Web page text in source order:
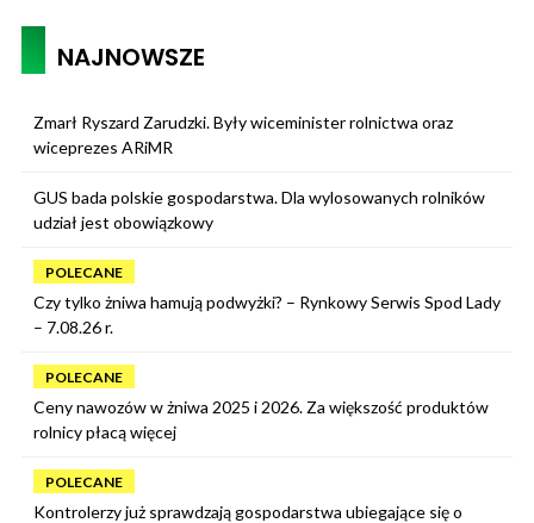
NAJNOWSZE
Zmarł Ryszard Zarudzki. Były wiceminister rolnictwa oraz
wiceprezes ARiMR
GUS bada polskie gospodarstwa. Dla wylosowanych rolników
udział jest obowiązkowy
POLECANE
Czy tylko żniwa hamują podwyżki? – Rynkowy Serwis Spod Lady
– 7.08.26 r.
POLECANE
Ceny nawozów w żniwa 2025 i 2026. Za większość produktów
rolnicy płacą więcej
POLECANE
Kontrolerzy już sprawdzają gospodarstwa ubiegające się o